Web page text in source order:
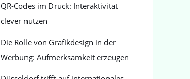
QR-Codes im Druck: Interaktivität
clever nutzen
Die Rolle von Grafikdesign in der
Werbung: Aufmerksamkeit erzeugen